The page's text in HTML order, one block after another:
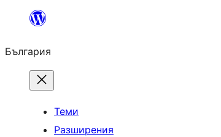
България
Теми
Разширения